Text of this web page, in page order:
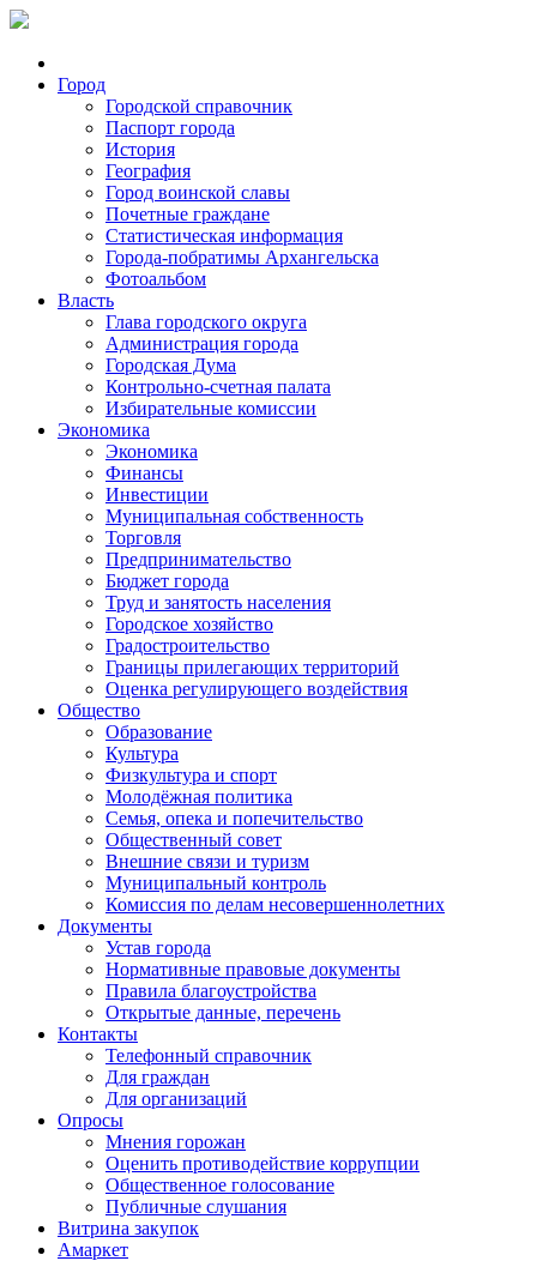
Город
Городской справочник
Паспорт города
История
География
Город воинской славы
Почетные граждане
Статистическая информация
Города-побратимы Архангельска
Фотоальбом
Власть
Глава городского округа
Администрация города
Городская Дума
Контрольно-счетная палата
Избирательные комиссии
Экономика
Экономика
Финансы
Инвестиции
Муниципальная собственность
Торговля
Предпринимательство
Бюджет города
Труд и занятость населения
Городское хозяйство
Градостроительство
Границы прилегающих территорий
Оценка регулирующего воздействия
Общество
Образование
Культура
Физкультура и спорт
Молодёжная политика
Семья, опека и попечительство
Общественный совет
Внешние связи и туризм
Муниципальный контроль
Комиссия по делам несовершеннолетних
Документы
Устав города
Нормативные правовые документы
Правила благоустройства
Открытые данные, перечень
Контакты
Телефонный справочник
Для граждан
Для организаций
Опросы
Мнения горожан
Оценить противодействие коррупции
Общественное голосование
Публичные слушания
Витрина закупок
Амаркет